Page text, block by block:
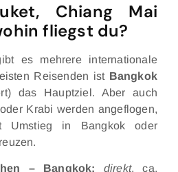
Chiang Mai
fliegst du?
es mehrere internationale
Reisenden ist Bangkok
das Hauptziel. Aber auch
oder Krabi werden angeflogen,
Umstieg in Bangkok oder
– Bangkok: direkt, ca.